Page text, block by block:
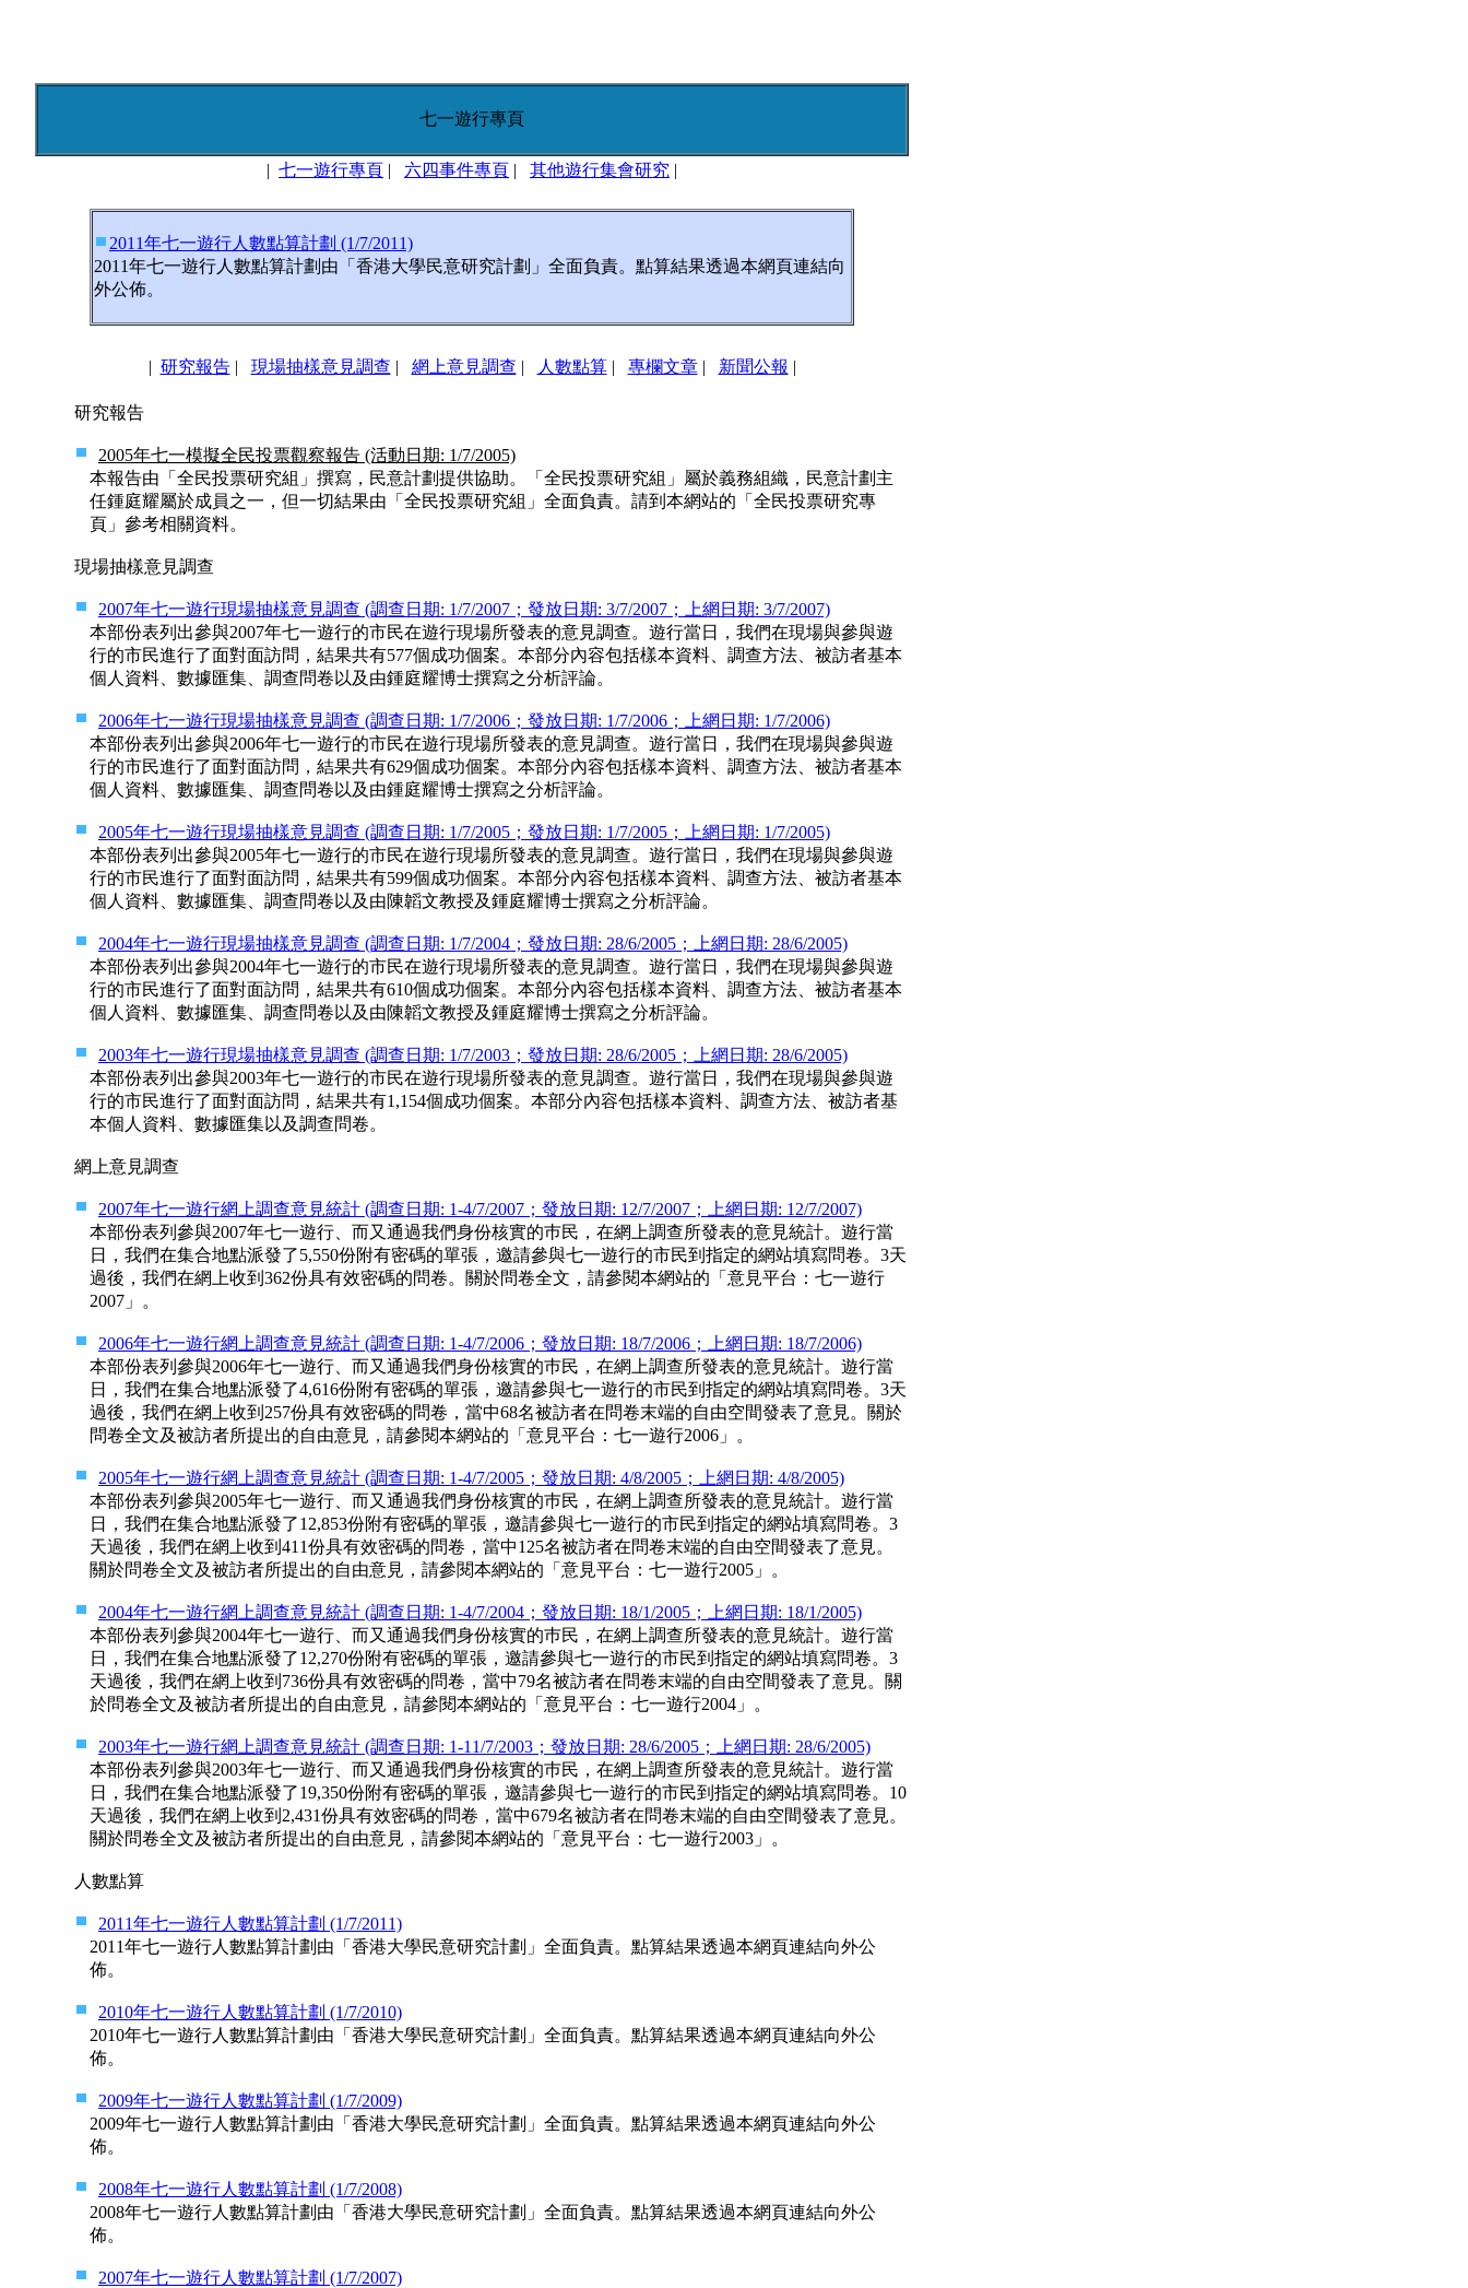
七一遊行專頁
| 七一遊行專頁 | 六四事件專頁 | 其他遊行集會研究 |
2011年七一遊行人數點算計劃 (1/7/2011)
2011年七一遊行人數點算計劃由「香港大學民意研究計劃」全面負責。點算結果透過本網頁連結向
外公佈。
| 研究報告| 現場抽樣意見調查 | 網上意見調查 | 人數點算| 專欄文章| 新聞公報 |
研究報告
2005年七一模擬全民投票觀察報告 (活動日期: 1/7/2005)
本報告由「全民投票研究組」撰寫，民意計劃提供協助。「全民投票研究組」屬於義務組織，民意計劃主
任鍾庭耀屬於成員之一，但一切結果由「全民投票研究組」全面負責。請到本網站的「全民投票研究專
頁」參考相關資料。
現場抽樣意見調查
2007年七一遊行現場抽樣意見調查 (調查日期: 1/7/2007；發放日期: 3/7/2007；上網日期: 3/7/2007)
本部份表列出參與2007年七一遊行的市民在遊行現場所發表的意見調查。遊行當日，我們在現場與參與遊
行的市民進行了面對面訪問，結果共有577個成功個案。本部分內容包括樣本資料、調查方法、被訪者基本
個人資料、數據匯集、調查問卷以及由鍾庭耀博士撰寫之分析評論。
2006年七一遊行現場抽樣意見調查 (調查日期: 1/7/2006；發放日期: 1/7/2006；上網日期: 1/7/2006)
本部份表列出參與2006年七一遊行的市民在遊行現場所發表的意見調查。遊行當日，我們在現場與參與遊
行的市民進行了面對面訪問，結果共有629個成功個案。本部分內容包括樣本資料、調查方法、被訪者基本
個人資料、數據匯集、調查問卷以及由鍾庭耀博士撰寫之分析評論。
2005年七一遊行現場抽樣意見調查 (調查日期: 1/7/2005；發放日期: 1/7/2005；上網日期: 1/7/2005)
本部份表列出參與2005年七一遊行的市民在遊行現場所發表的意見調查。遊行當日，我們在現場與參與遊
行的市民進行了面對面訪問，結果共有599個成功個案。本部分內容包括樣本資料、調查方法、被訪者基本
個人資料、數據匯集、調查問卷以及由陳韜文教授及鍾庭耀博士撰寫之分析評論。
2004年七一遊行現場抽樣意見調查 (調查日期: 1/7/2004；發放日期: 28/6/2005；上網日期: 28/6/2005)
本部份表列出參與2004年七一遊行的市民在遊行現場所發表的意見調查。遊行當日，我們在現場與參與遊
行的市民進行了面對面訪問，結果共有610個成功個案。本部分內容包括樣本資料、調查方法、被訪者基本
個人資料、數據匯集、調查問卷以及由陳韜文教授及鍾庭耀博士撰寫之分析評論。
2003年七一遊行現場抽樣意見調查 (調查日期: 1/7/2003；發放日期: 28/6/2005；上網日期: 28/6/2005)
本部份表列出參與2003年七一遊行的市民在遊行現場所發表的意見調查。遊行當日，我們在現場與參與遊
行的市民進行了面對面訪問，結果共有1,154個成功個案。本部分內容包括樣本資料、調查方法、被訪者基
本個人資料、數據匯集以及調查問卷。
網上意見調查
2007年七一遊行網上調查意見統計 (調查日期: 1-4/7/2007；發放日期: 12/7/2007；上網日期: 12/7/2007)
本部份表列參與2007年七一遊行、而又通過我們身份核實的巿民，在網上調查所發表的意見統計。遊行當
日，我們在集合地點派發了5,550份附有密碼的單張，邀請參與七一遊行的市民到指定的網站填寫問卷。3天
過後，我們在網上收到362份具有效密碼的問卷。關於問卷全文，請參閱本網站的「意見平台：七一遊行
2007」。
2006年七一遊行網上調查意見統計 (調查日期: 1-4/7/2006；發放日期: 18/7/2006；上網日期: 18/7/2006)
本部份表列參與2006年七一遊行、而又通過我們身份核實的巿民，在網上調查所發表的意見統計。遊行當
日，我們在集合地點派發了4,616份附有密碼的單張，邀請參與七一遊行的市民到指定的網站填寫問卷。3天
過後，我們在網上收到257份具有效密碼的問卷，當中68名被訪者在問卷末端的自由空間發表了意見。關於
問卷全文及被訪者所提出的自由意見，請參閱本網站的「意見平台：七一遊行2006」。
2005年七一遊行網上調查意見統計 (調查日期: 1-4/7/2005；發放日期: 4/8/2005；上網日期: 4/8/2005)
本部份表列參與2005年七一遊行、而又通過我們身份核實的巿民，在網上調查所發表的意見統計。遊行當
日，我們在集合地點派發了12,853份附有密碼的單張，邀請參與七一遊行的市民到指定的網站填寫問卷。3
天過後，我們在網上收到411份具有效密碼的問卷，當中125名被訪者在問卷末端的自由空間發表了意見。
關於問卷全文及被訪者所提出的自由意見，請參閱本網站的「意見平台：七一遊行2005」。
2004年七一遊行網上調查意見統計 (調查日期: 1-4/7/2004；發放日期: 18/1/2005；上網日期: 18/1/2005)
本部份表列參與2004年七一遊行、而又通過我們身份核實的巿民，在網上調查所發表的意見統計。遊行當
日，我們在集合地點派發了12,270份附有密碼的單張，邀請參與七一遊行的市民到指定的網站填寫問卷。3
天過後，我們在網上收到736份具有效密碼的問卷，當中79名被訪者在問卷末端的自由空間發表了意見。關
於問卷全文及被訪者所提出的自由意見，請參閱本網站的「意見平台：七一遊行2004」。
2003年七一遊行網上調查意見統計 (調查日期: 1-11/7/2003；發放日期: 28/6/2005；上網日期: 28/6/2005)
本部份表列參與2003年七一遊行、而又通過我們身份核實的巿民，在網上調查所發表的意見統計。遊行當
日，我們在集合地點派發了19,350份附有密碼的單張，邀請參與七一遊行的市民到指定的網站填寫問卷。10
天過後，我們在網上收到2,431份具有效密碼的問卷，當中679名被訪者在問卷末端的自由空間發表了意見。
關於問卷全文及被訪者所提出的自由意見，請參閱本網站的「意見平台：七一遊行2003」。
人數點算
2011年七一遊行人數點算計劃 (1/7/2011)
2011年七一遊行人數點算計劃由「香港大學民意研究計劃」全面負責。點算結果透過本網頁連結向外公
佈。
2010年七一遊行人數點算計劃 (1/7/2010)
2010年七一遊行人數點算計劃由「香港大學民意研究計劃」全面負責。點算結果透過本網頁連結向外公
佈。
2009年七一遊行人數點算計劃 (1/7/2009)
2009年七一遊行人數點算計劃由「香港大學民意研究計劃」全面負責。點算結果透過本網頁連結向外公
佈。
2008年七一遊行人數點算計劃 (1/7/2008)
2008年七一遊行人數點算計劃由「香港大學民意研究計劃」全面負責。點算結果透過本網頁連結向外公
佈。
2007年七一遊行人數點算計劃 (1/7/2007)